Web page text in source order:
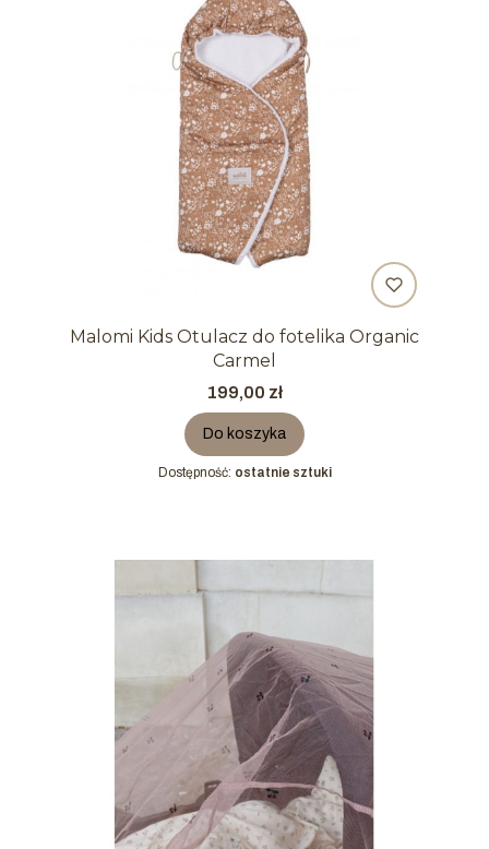
Malomi Kids Otulacz do fotelika Organic
Carmel
Cena
199,00 zł
Do koszyka
Dostępność: ostatnie sztuki